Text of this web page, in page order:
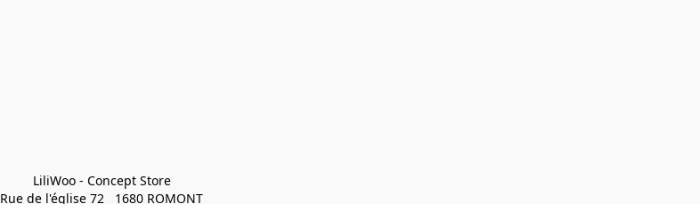
LiliWoo - Concept Store
Rue de l'église 72   1680 ROMONT